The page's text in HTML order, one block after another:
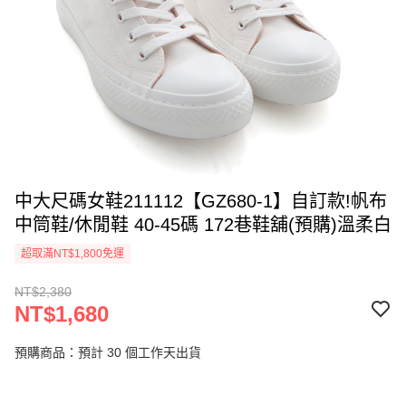
中大尺碼女鞋211112【GZ680-1】自訂款!帆布
中筒鞋/休閒鞋 40-45碼 172巷鞋舖(預購)溫柔白
超取滿NT$1,800免運
NT$2,380
NT$1,680
預購商品：預計 30 個工作天出貨